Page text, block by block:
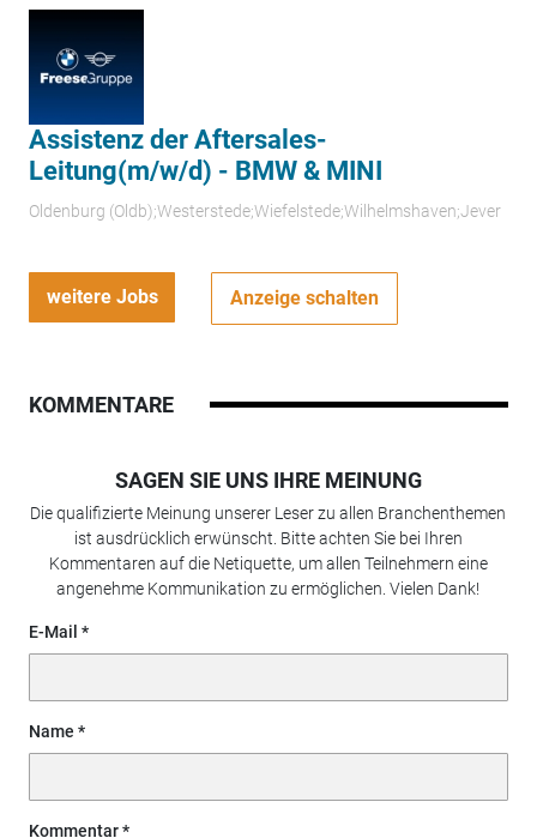
Assistenz der Aftersales-
Leitung(m/w/d) - BMW & MINI
Oldenburg (Oldb);Westerstede;Wiefelstede;Wilhelmshaven;Jever
weitere Jobs Anzeige schalten
KOMMENTARE
SAGEN SIE UNS IHRE MEINUNG
Die qualifizierte Meinung unserer Leser zu allen Branchenthemen
ist ausdrücklich erwünscht. Bitte achten Sie bei Ihren
Kommentaren auf die Netiquette, um allen Teilnehmern eine
angenehme Kommunikation zu ermöglichen. Vielen Dank!
E-Mail
Name
Kommentar